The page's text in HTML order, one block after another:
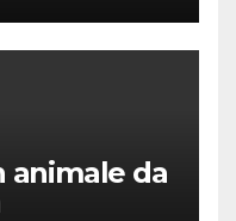
animale da